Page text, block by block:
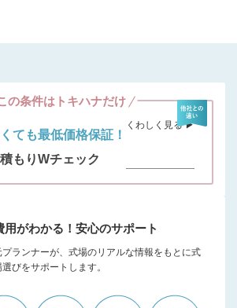
の条件はトキハナだけ
ても最低価格保証！
もりWチェック
くわしく見る ▶︎
用がわかる！安心のサポート
プランナーが、式場のリアルな情報をもとに式
選びをサポートします。